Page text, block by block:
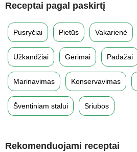
Receptai pagal paskirtį
Pusryčiai Pietūs Vakarienė
Užkandžiai Gėrimai Padažai
Marinavimas Konservavimas
Šventiniam stalui Sriubos
Rekomenduojami receptai